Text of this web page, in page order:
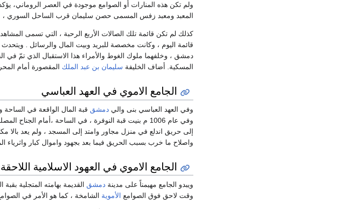
ولم تكن هذه المنارات أو الصوامع موجودة في العصر الروماني،
المعبد ومعبد زفس المسمى حصن سليمان قرب الساحل السوري ،
كذلك لم تكن قائمة تلك الصالات الأربع الرحبة ، التي تسمى
قائمة اليوم ، وكانت مخصصة للبريد وبيت المال والرسائل .
دمشق ، وخلفهما ملوك الغوط والأمراء هذا الاستقبال الذي تمّ
المسكية. أضاف الخليفة سليمان بن عبد الملك المقصورة أمام
الجامع الاموي في العهد العباسي
وفي العهد العباسي بنى والي دمشق قبة المال الواقعة في
إلى حريق اندلع في منزل مجاور وامتد إلى المسجد ، ولم يعد بالا
واصلاح ما خرب بسبب الحريق فيما بعد بجهود واموال كبار واثرياء
الجامع الاموي في العهود الاسلامية اللاحقة
ويبدو الجامع مهيمناً على مدينة دمشق القديمة بهامته المتجلية
وقت لاحق فوق الصوامع الأموية الشامخة ، كما هو الأمر في الصوامع